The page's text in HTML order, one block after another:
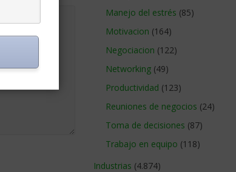
Manejo del estrés (85)
Motivacion (164)
Negociacion (122)
Networking (49)
Productividad (123)
Reuniones de negocios (24)
Toma de decisiones (87)
Trabajo en equipo (118)
Industrias (4.874)